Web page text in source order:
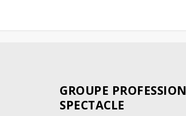
GROUPE PROFESSION
SPECTACLE